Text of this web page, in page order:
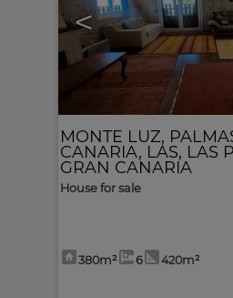
<
MONTE LUZ,
CANARIA, LAS, LAS
GRAN CANARIA
House for sale
380m² 6 420m²